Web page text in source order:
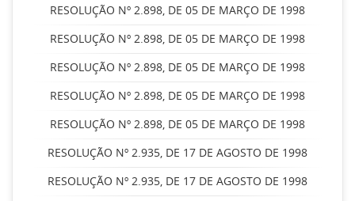
RESOLUÇÃO Nº 2.898, DE 05 DE MARÇO DE 1998
RESOLUÇÃO Nº 2.898, DE 05 DE MARÇO DE 1998
RESOLUÇÃO Nº 2.898, DE 05 DE MARÇO DE 1998
RESOLUÇÃO Nº 2.898, DE 05 DE MARÇO DE 1998
RESOLUÇÃO Nº 2.898, DE 05 DE MARÇO DE 1998
RESOLUÇÃO Nº 2.935, DE 17 DE AGOSTO DE 1998
RESOLUÇÃO Nº 2.935, DE 17 DE AGOSTO DE 1998